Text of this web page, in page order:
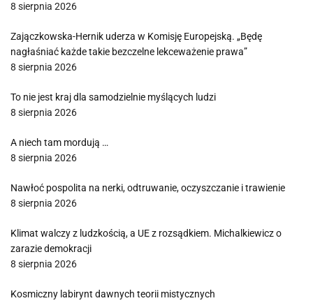
8 sierpnia 2026
Zajączkowska-Hernik uderza w Komisję Europejską. „Będę
nagłaśniać każde takie bezczelne lekceważenie prawa”
8 sierpnia 2026
To nie jest kraj dla samodzielnie myślących ludzi
8 sierpnia 2026
A niech tam mordują …
8 sierpnia 2026
Nawłoć pospolita na nerki, odtruwanie, oczyszczanie i trawienie
8 sierpnia 2026
Klimat walczy z ludzkością, a UE z rozsądkiem. Michalkiewicz o
zarazie demokracji
8 sierpnia 2026
Kosmiczny labirynt dawnych teorii mistycznych